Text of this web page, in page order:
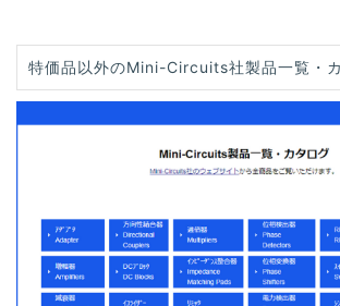
特価品以外のMini-Circuits社製品一覧・